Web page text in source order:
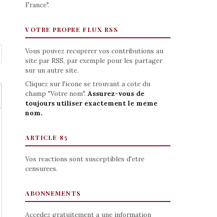
France".
VOTRE PROPRE FLUX RSS
Vous pouvez recuperer vos contributions au
site par RSS, par exemple pour les partager
sur un autre site.
Cliquez sur l'icone se trouvant a cote du
champ "Votre nom". Assurez-vous de
toujours utiliser exactement le meme
nom.
ARTICLE 85
Vos reactions sont susceptibles d'etre
censurees.
ABONNEMENTS
Accedez gratuitement a une information